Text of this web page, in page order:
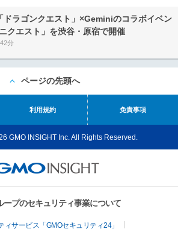
ラゴンクエスト」×Geminiのコラボイベン
クエスト」を渋谷・原宿で開催
分
ページの先頭へ
利用規約 免責事項
GMO INSIGHT Inc. All Rights Reserved.
ープのセキュリティ事業について
サービス「GMOセキュリティ24」